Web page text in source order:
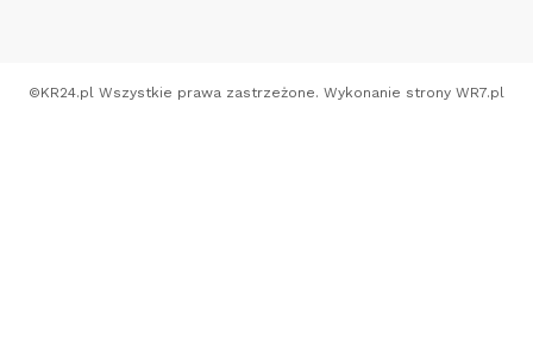
©KR24.pl Wszystkie prawa zastrzeżone. Wykonanie strony WR7.pl